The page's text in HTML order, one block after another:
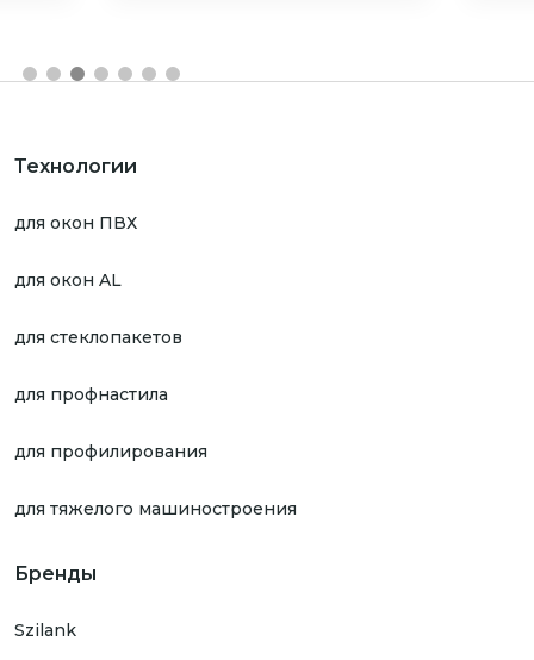
Технологии
для окон ПВХ
для окон AL
для стеклопакетов
для профнастила
для профилирования
для тяжелого машиностроения
Бренды
Szilank